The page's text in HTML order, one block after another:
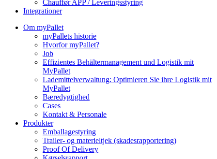
Chauffør APP / Leveringsstyring
Integrationer
Om myPallet
myPallets historie
Hvorfor myPallet?
Job
Effizientes Behältermanagement und Logistik mit
MyPallet
Lademittelverwaltung: Optimieren Sie ihre Logistik mit
MyPallet
Bæredygtighed
Cases
Kontakt & Personale
Produkter
Emballagestyring
Trailer- og materieltjek (skadesrapportering)
Proof Of Delivery